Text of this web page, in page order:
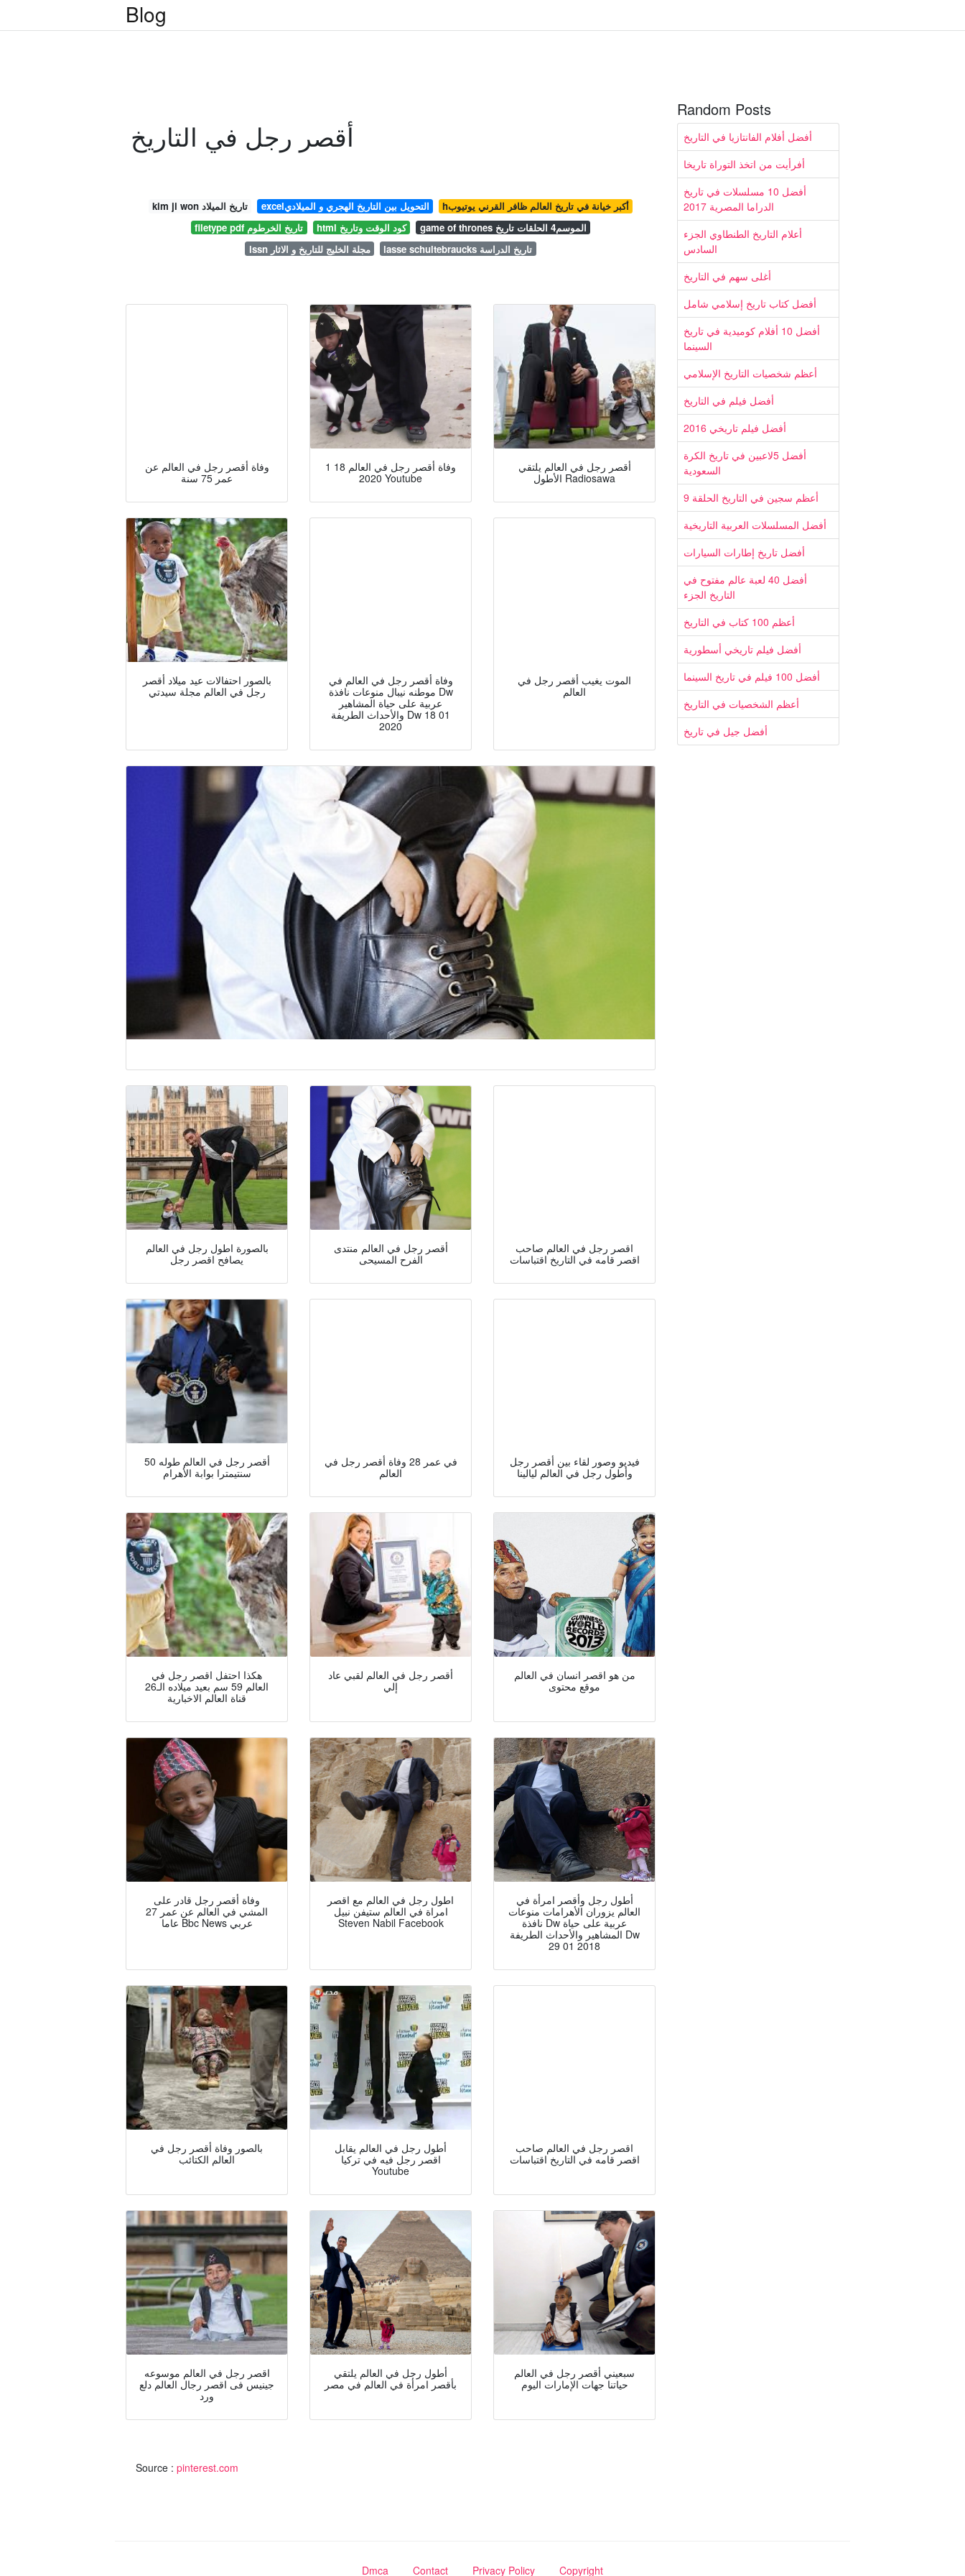
Blog
أقصر رجل في التاريخ
kim ji won تاريخ الميلاد excelالتحويل بين التاريخ الهجري و الميلادي
hأكبر خيانة في تاريخ العالم ظافر القرني يوتيوب
filetype pdf تاريخ الخرطوم
html كود الوقت وتاريخ
game of thrones الموسم4 الحلقات تاريخ
issn مجلة الخليج للتاريخ و الاثار
lasse schultebraucks تاريخ الدراسة
وفاة أقصر رجل في العالم عن
عمر 75 سنة
وفاة أقصر رجل في العالم 18 1
2020 Youtube
أقصر رجل في العالم يلتقي
الأطول Radiosawa
بالصور احتفالات عيد ميلاد أقصر
رجل في العالم مجلة سيدتي
وفاة أقصر رجل في العالم في
موطنه نيبال منوعات نافذة Dw
عربية على حياة المشاهير
والأحداث الطريفة Dw 18 01
2020
الموت يغيب أقصر رجل في
العالم
بالصورة اطول رجل في العالم
يصافح اقصر رجل
أقصر رجل في العالم منتدى
الفرح المسيحى
اقصر رجل في العالم صاحب
اقصر قامه في التاريخ اقتباسات
أقصر رجل في العالم طوله 50
سنتيمترا بوابة الأهرام
في عمر 28 وفاة أقصر رجل في
العالم
فيديو وصور لقاء بين أقصر رجل
وأطول رجل في العالم ليالينا
هكذا احتفل اقصر رجل في
العالم 59 سم بعيد ميلاده الـ26
قناة العالم الاخبارية
أقصر رجل في العالم لقبي عاد
إلي
من هو اقصر انسان في العالم
موقع محتوى
وفاة أقصر رجل قادر على
المشي في العالم عن عمر 27
عاما Bbc News عربي
اطول رجل في العالم مع اقصر
امراة في العالم ستيفن نبيل
Steven Nabil Facebook
أطول رجل وأقصر امرأة في
العالم يزوران الأهرامات منوعات
نافذة Dw عربية على حياة
المشاهير والأحداث الطريفة Dw
29 01 2018
بالصور وفاة أقصر رجل في
العالم الكتائب
أطول رجل في العالم يقابل
اقصر رجل فيه في تركيا
Youtube
اقصر رجل في العالم صاحب
اقصر قامه في التاريخ اقتباسات
اقصر رجل في العالم موسوعه
جينيس فى اقصر رجال العالم دلع
ورد
أطول رجل في العالم يلتقي
بأقصر امرأة في العالم في مصر
سبعيني أقصر رجل في العالم
حياتنا جهات الإمارات اليوم
Source : pinterest.com
Random Posts
أفضل أفلام الفانتازيا في التاريخ
أفرأيت من اتخذ التوراة تاريخا
أفضل 10 مسلسلات في تاريخ
الدراما المصرية 2017
أعلام التاريخ الطنطاوي الجزء
السادس
أغلى سهم في التاريخ
أفضل كتاب تاريخ إسلامي شامل
أفضل 10 أفلام كوميدية في تاريخ
السينما
أعظم شخصيات التاريخ الإسلامي
أفضل فيلم في التاريخ
أفضل فيلم تاريخي 2016
أفضل 5لاعبين في تاريخ الكرة
السعودية
أعظم سجين في التاريخ الحلقة 9
أفضل المسلسلات العربية التاريخية
أفضل تاريخ إطارات السيارات
أفضل 40 لعبة عالم مفتوح في
التاريخ الجزء
أعظم 100 كتاب في التاريخ
أفضل فيلم تاريخي أسطورية
أفضل 100 فيلم في تاريخ السينما
أعظم الشخصيات في التاريخ
أفضل جيل في تاريخ
Dmca Contact Privacy Policy Copyright